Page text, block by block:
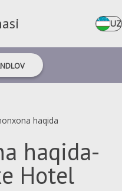
UZ
haqida
haqida-
Hotel